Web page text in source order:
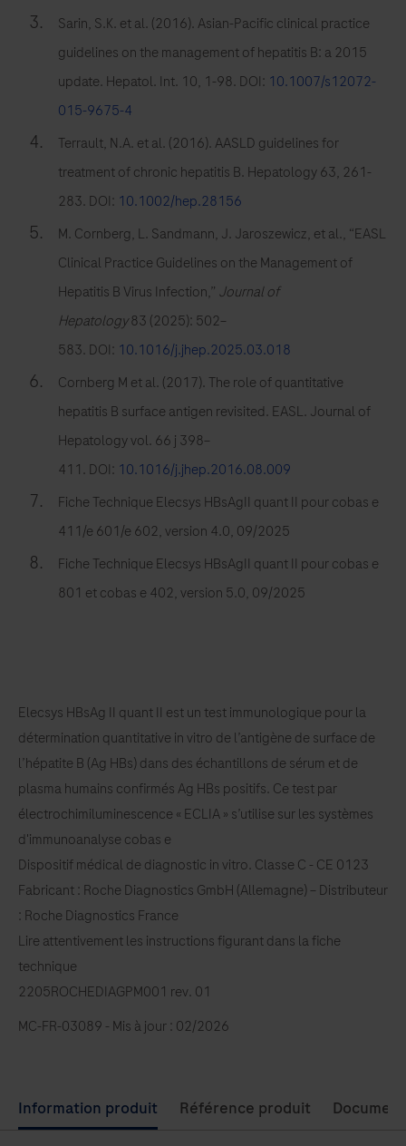
l’analyse
immunologiques.
Sarin, S.K. et al. (2016). Asian-Pacific clinical practice
guidelines on the management of hepatitis B: a 2015
update. Hepatol. Int. 10, 1-98. DOI: 10.1007/s12072-
015-9675-4
Terrault, N.A. et al. (2016). AASLD guidelines for
treatment of chronic hepatitis B. Hepatology 63, 261-
283. DOI: 10.1002/hep.28156
M. Cornberg, L. Sandmann, J. Jaroszewicz, et al., “EASL
Clinical Practice Guidelines on the Management of
Hepatitis B Virus Infection,” Journal of
Hepatology83 (2025): 502–
583. DOI: 10.1016/j.jhep.2025.03.018
Cornberg M et al. (2017). The role of quantitative
hepatitis B surface antigen revisited. EASL. Journal of
Hepatology vol. 66 j 398–
411. DOI: 10.1016/j.jhep.2016.08.009
Fiche Technique Elecsys HBsAgII quant II pour cobas e
411/e 601/e 602, version 4.0, 09/2025
Fiche Technique Elecsys HBsAgII quant II pour cobas e
801 et cobas e 402, version 5.0, 09/2025
Elecsys HBsAg II quant II est un test immunologique pour la
détermination quantitative in vitro de l’antigène de surface de
l’hépatite B (Ag HBs) dans des échantillons de sérum et de
plasma humains confirmés Ag HBs positifs. Ce test par
électrochimiluminescence « ECLIA » s’utilise sur les systèmes
d'immunoanalyse cobas e
Dispositif médical de diagnostic in vitro. Classe C - CE 0123
Fabricant : Roche Diagnostics GmbH (Allemagne) – Distributeur
: Roche Diagnostics France
Lire attentivement les instructions figurant dans la fiche
technique
2205ROCHEDIAGPM001 rev. 01
MC-FR-03089 - Mis à jour : 02/2026
Use
left
Information produit Référence produit